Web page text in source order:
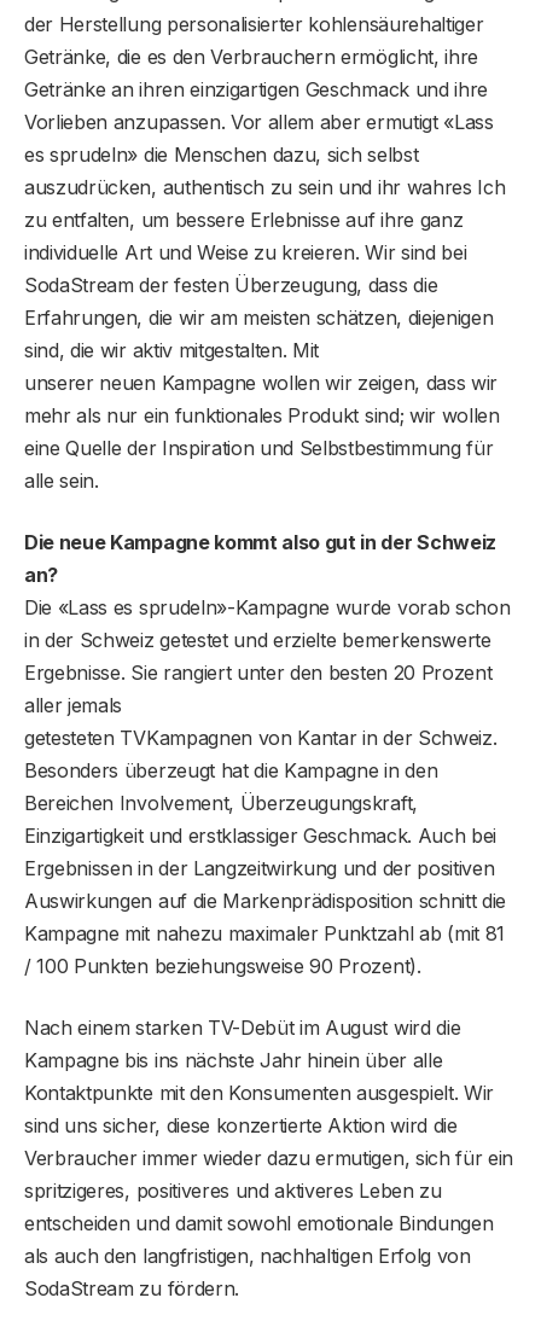
der Herstellung personalisierter kohlensäurehaltiger
Getränke, die es den Verbrauchern ermöglicht, ihre
Getränke an ihren einzigartigen Geschmack und ihre
Vorlieben anzupassen. Vor allem aber ermutigt «Lass
es sprudeln» die Menschen dazu, sich selbst
auszudrücken, authentisch zu sein und ihr wahres Ich
zu entfalten, um bessere Erlebnisse auf ihre ganz
individuelle Art und Weise zu kreieren. Wir sind bei
SodaStream der festen Überzeugung, dass die
Erfahrungen, die wir am meisten schätzen, diejenigen
sind, die wir aktiv mitgestalten. Mit
unserer neuen Kampagne wollen wir zeigen, dass wir
mehr als nur ein funktionales Produkt sind; wir wollen
eine Quelle der Inspiration und Selbstbestimmung für
alle sein.
Die neue Kampagne kommt also gut in der Schweiz
an?
Die «Lass es sprudeln»-Kampagne wurde vorab schon
in der Schweiz getestet und erzielte bemerkenswerte
Ergebnisse. Sie rangiert unter den besten 20 Prozent
aller jemals
getesteten TVKampagnen von Kantar in der Schweiz.
Besonders überzeugt hat die Kampagne in den
Bereichen Involvement, Überzeugungskraft,
Einzigartigkeit und erstklassiger Geschmack. Auch bei
Ergebnissen in der Langzeitwirkung und der positiven
Auswirkungen auf die Markenprädisposition schnitt die
Kampagne mit nahezu maximaler Punktzahl ab (mit 81
/ 100 Punkten beziehungsweise 90 Prozent).
Nach einem starken TV-Debüt im August wird die
Kampagne bis ins nächste Jahr hinein über alle
Kontaktpunkte mit den Konsumenten ausgespielt. Wir
sind uns sicher, diese konzertierte Aktion wird die
Verbraucher immer wieder dazu ermutigen, sich für ein
spritzigeres, positiveres und aktiveres Leben zu
entscheiden und damit sowohl emotionale Bindungen
als auch den langfristigen, nachhaltigen Erfolg von
SodaStream zu fördern.